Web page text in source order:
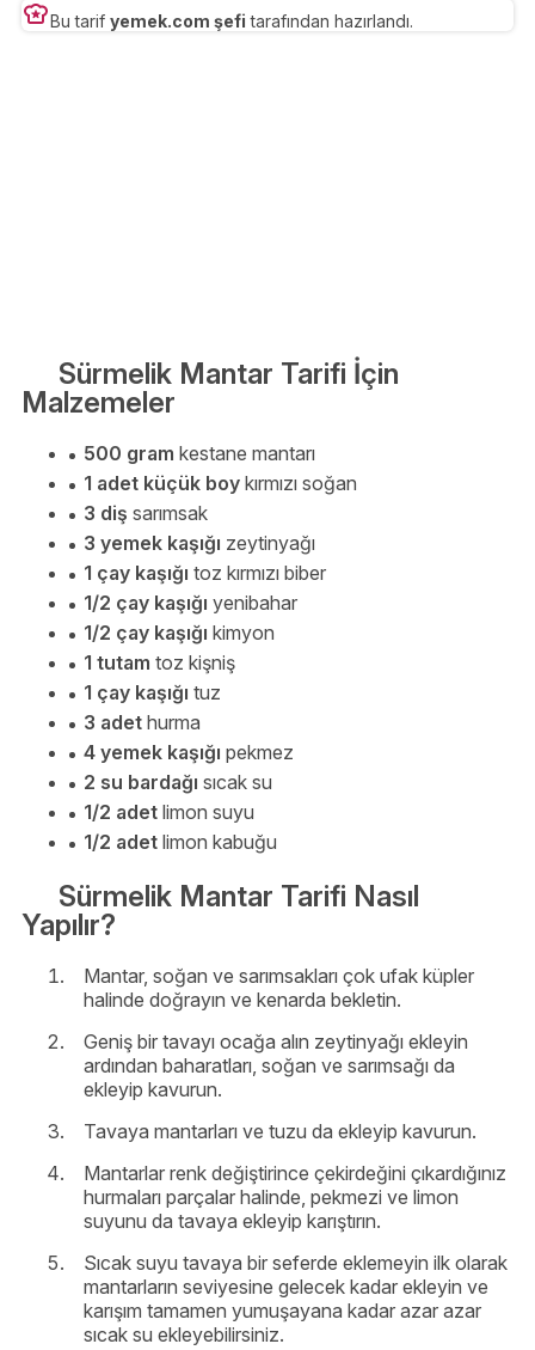
Bu tarif yemek.com şefi tarafından hazırlandı.
Sürmelik Mantar Tarifi İçin
Malzemeler
500 gram kestane mantarı
1 adet küçük boy kırmızı soğan
3 diş sarımsak
3 yemek kaşığı zeytinyağı
1 çay kaşığı toz kırmızı biber
1/2 çay kaşığı yenibahar
1/2 çay kaşığı kimyon
1 tutam toz kişniş
1 çay kaşığı tuz
3 adet hurma
4 yemek kaşığı pekmez
2 su bardağı sıcak su
1/2 adet limon suyu
1/2 adet limon kabuğu
Sürmelik Mantar Tarifi Nasıl
Yapılır?
Mantar, soğan ve sarımsakları çok ufak küpler
halinde doğrayın ve kenarda bekletin.
Geniş bir tavayı ocağa alın zeytinyağı ekleyin
ardından baharatları, soğan ve sarımsağı da
ekleyip kavurun.
Tavaya mantarları ve tuzu da ekleyip kavurun.
Mantarlar renk değiştirince çekirdeğini çıkardığınız
hurmaları parçalar halinde, pekmezi ve limon
suyunu da tavaya ekleyip karıştırın.
Sıcak suyu tavaya bir seferde eklemeyin ilk olarak
mantarların seviyesine gelecek kadar ekleyin ve
karışım tamamen yumuşayana kadar azar azar
sıcak su ekleyebilirsiniz.